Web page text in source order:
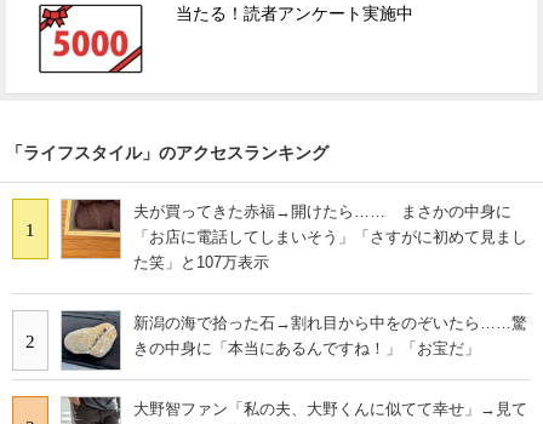
当たる！読者アンケート実施中
「ライフスタイル」のアクセスランキング
1
夫が買ってきた赤福→開けたら…… まさかの中身に
「お店に電話してしまいそう」「さすがに初めて見まし
た笑」と107万表示
2
新潟の海で拾った石→割れ目から中をのぞいたら……驚
きの中身に「本当にあるんですね！」「お宝だ」
大野智ファン「私の夫、大野くんに似てて幸せ」→見て